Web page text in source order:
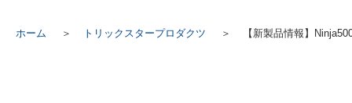
ホーム トリックスタープロダクツ 【新製品情報】